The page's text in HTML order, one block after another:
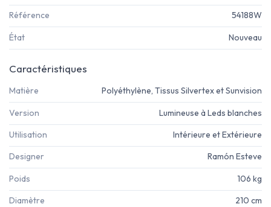
Référence 54188W
État Nouveau
Caractéristiques
Matière Polyéthylène, Tissus Silvertex et Sunvision
Version Lumineuse à Leds blanches
Utilisation Intérieure et Extérieure
Designer Ramón Esteve
Poids 106 kg
Diamètre 210 cm